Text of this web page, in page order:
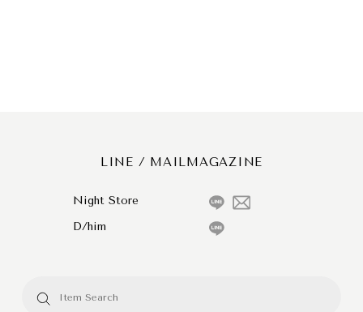
LINE / MAILMAGAZINE
Night Store
D/him